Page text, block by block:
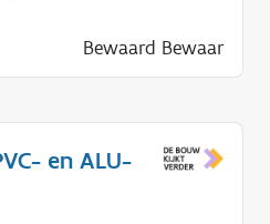
Bewaard Bewaar
en ALU-